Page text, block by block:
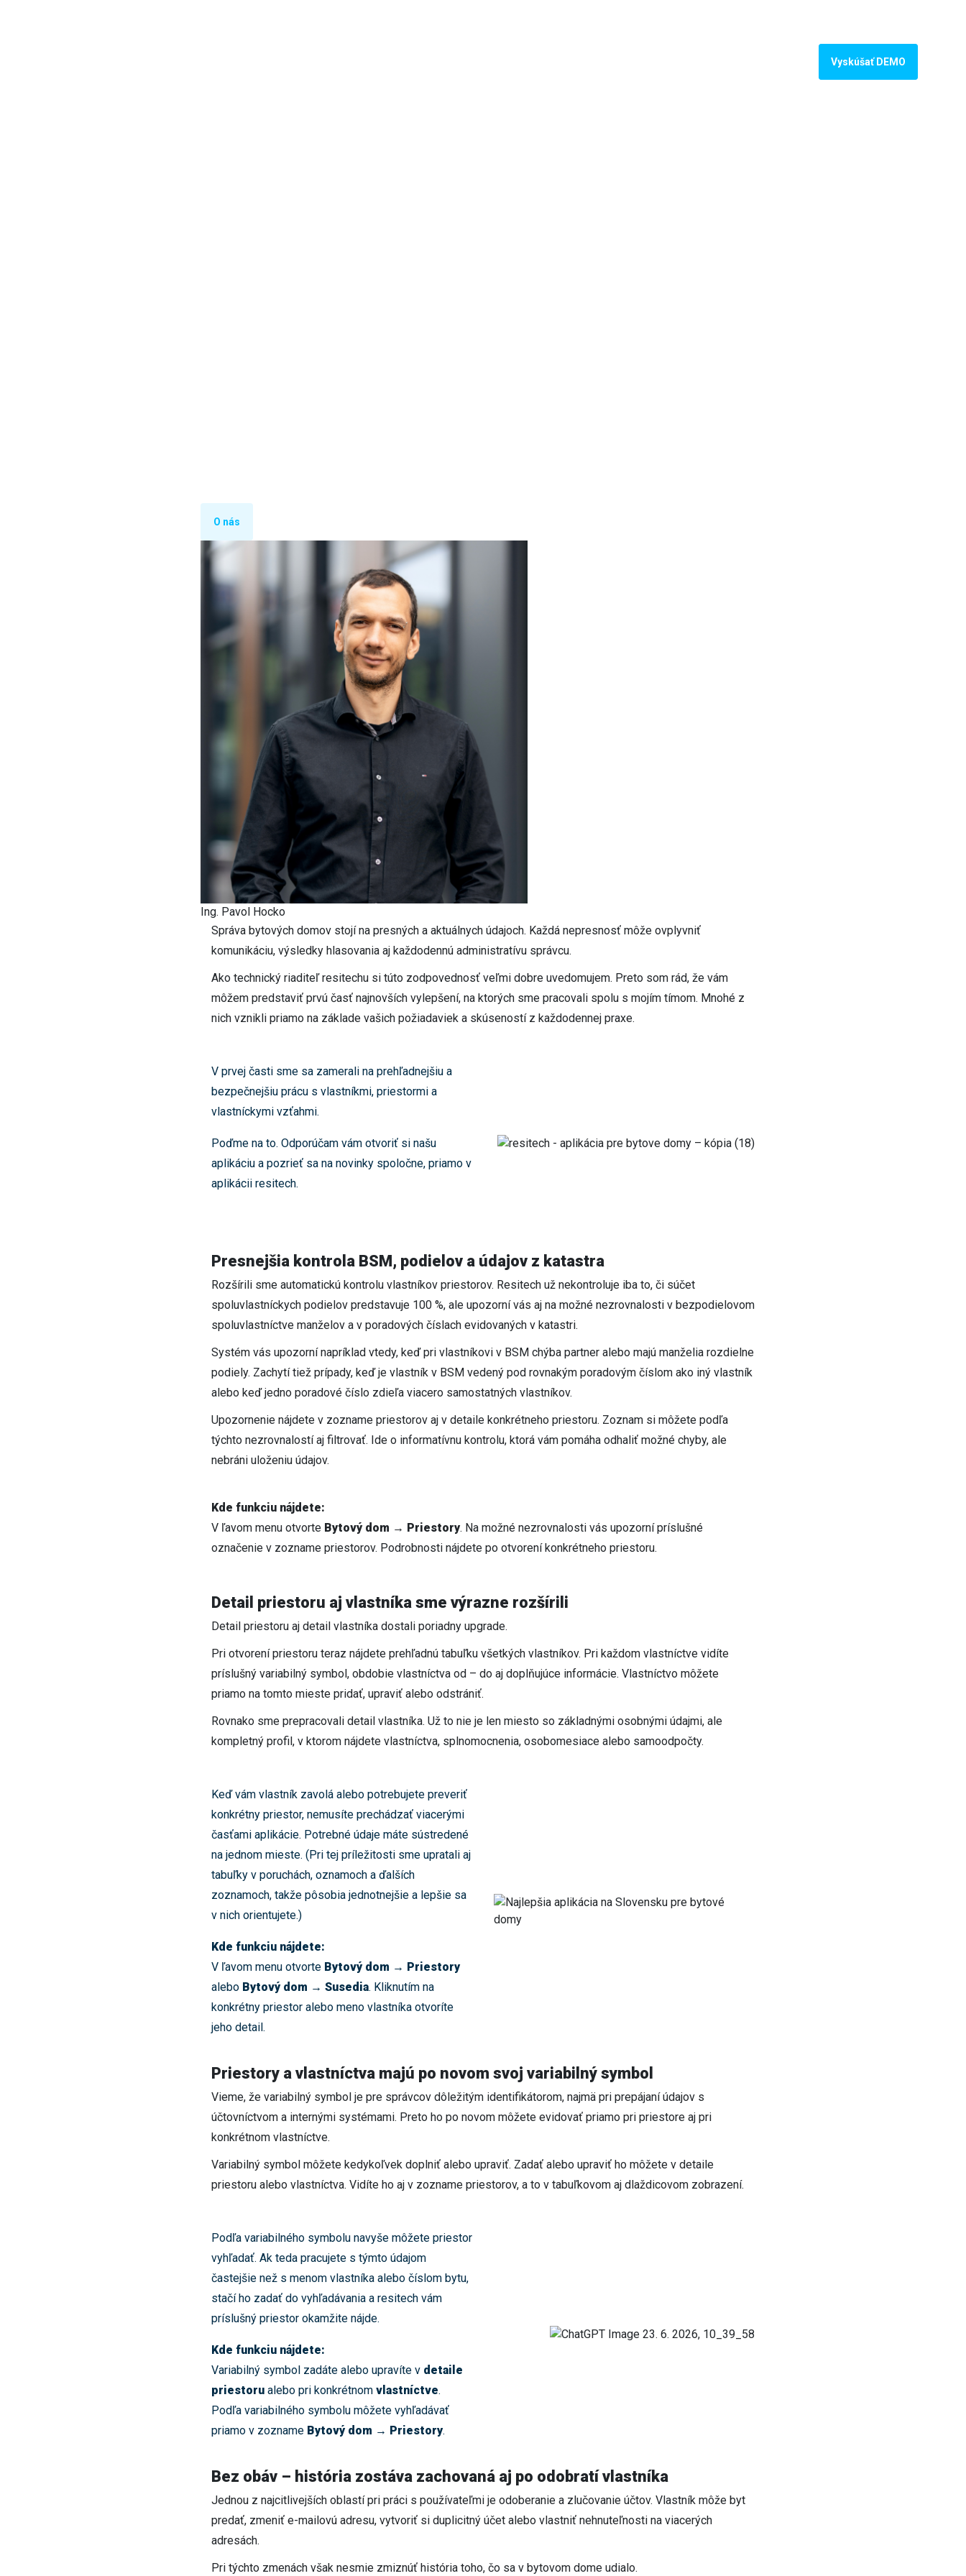
Vyskúšať DEMO
O nás
Ing. Pavol Hocko
Správa bytových domov stojí na presných a aktuálnych údajoch. Každá nepresnosť môže ovplyvniť
komunikáciu, výsledky hlasovania aj každodennú administratívu správcu.
Ako technický riaditeľ resitechu si túto zodpovednosť veľmi dobre uvedomujem. Preto som rád, že vám
môžem predstaviť prvú časť najnovších vylepšení, na ktorých sme pracovali spolu s mojím tímom. Mnohé z
nich vznikli priamo na základe vašich požiadaviek a skúseností z každodennej praxe.
V prvej časti sme sa zamerali na prehľadnejšiu a
bezpečnejšiu prácu s vlastníkmi, priestormi a
vlastníckymi vzťahmi.
Poďme na to. Odporúčam vám otvoriť si našu
aplikáciu a pozrieť sa na novinky spoločne, priamo v
aplikácii resitech.
Presnejšia kontrola BSM, podielov a údajov z katastra
Rozšírili sme automatickú kontrolu vlastníkov priestorov. Resitech už nekontroluje iba to, či súčet
spoluvlastníckych podielov predstavuje 100 %, ale upozorní vás aj na možné nezrovnalosti v bezpodielovom
spoluvlastníctve manželov a v poradových číslach evidovaných v katastri.
Systém vás upozorní napríklad vtedy, keď pri vlastníkovi v BSM chýba partner alebo majú manželia rozdielne
podiely. Zachytí tiež prípady, keď je vlastník v BSM vedený pod rovnakým poradovým číslom ako iný vlastník
alebo keď jedno poradové číslo zdieľa viacero samostatných vlastníkov.
Upozornenie nájdete v zozname priestorov aj v detaile konkrétneho priestoru. Zoznam si môžete podľa
týchto nezrovnalostí aj filtrovať. Ide o informatívnu kontrolu, ktorá vám pomáha odhaliť možné chyby, ale
nebráni uloženiu údajov.
Kde funkciu nájdete:
V ľavom menu otvorte Bytový dom → Priestory. Na možné nezrovnalosti vás upozorní príslušné
označenie v zozname priestorov. Podrobnosti nájdete po otvorení konkrétneho priestoru.
Detail priestoru aj vlastníka sme výrazne rozšírili
Detail priestoru aj detail vlastníka dostali poriadny upgrade.
Pri otvorení priestoru teraz nájdete prehľadnú tabuľku všetkých vlastníkov. Pri každom vlastníctve vidíte
príslušný variabilný symbol, obdobie vlastníctva od – do aj doplňujúce informácie. Vlastníctvo môžete
priamo na tomto mieste pridať, upraviť alebo odstrániť.
Rovnako sme prepracovali detail vlastníka. Už to nie je len miesto so základnými osobnými údajmi, ale
kompletný profil, v ktorom nájdete vlastníctva, splnomocnenia, osobomesiace alebo samoodpočty.
Keď vám vlastník zavolá alebo potrebujete preveriť
konkrétny priestor, nemusíte prechádzať viacerými
časťami aplikácie. Potrebné údaje máte sústredené
na jednom mieste. (Pri tej príležitosti sme upratali aj
tabuľky v poruchách, oznamoch a ďalších
zoznamoch, takže pôsobia jednotnejšie a lepšie sa
v nich orientujete.)
Kde funkciu nájdete:
V ľavom menu otvorte Bytový dom → Priestory
alebo Bytový dom → Susedia. Kliknutím na
konkrétny priestor alebo meno vlastníka otvoríte
jeho detail.
Priestory a vlastníctva majú po novom svoj variabilný symbol
Vieme, že variabilný symbol je pre správcov dôležitým identifikátorom, najmä pri prepájaní údajov s
účtovníctvom a internými systémami. Preto ho po novom môžete evidovať priamo pri priestore aj pri
konkrétnom vlastníctve.
Variabilný symbol môžete kedykoľvek doplniť alebo upraviť. Zadať alebo upraviť ho môžete v detaile
priestoru alebo vlastníctva. Vidíte ho aj v zozname priestorov, a to v tabuľkovom aj dlaždicovom zobrazení.
Podľa variabilného symbolu navyše môžete priestor
vyhľadať. Ak teda pracujete s týmto údajom
častejšie než s menom vlastníka alebo číslom bytu,
stačí ho zadať do vyhľadávania a resitech vám
príslušný priestor okamžite nájde.
Kde funkciu nájdete:
Variabilný symbol zadáte alebo upravíte v detaile
priestoru alebo pri konkrétnom vlastníctve.
Podľa variabilného symbolu môžete vyhľadávať
priamo v zozname Bytový dom → Priestory.
Bez obáv – história zostáva zachovaná aj po odobratí vlastníka
Jednou z najcitlivejších oblastí pri práci s používateľmi je odoberanie a zlučovanie účtov. Vlastník môže byt
predať, zmeniť e-mailovú adresu, vytvoriť si duplicitný účet alebo vlastniť nehnuteľnosti na viacerých
adresách.
Pri týchto zmenách však nesmie zmiznúť história toho, čo sa v bytovom dome udialo.